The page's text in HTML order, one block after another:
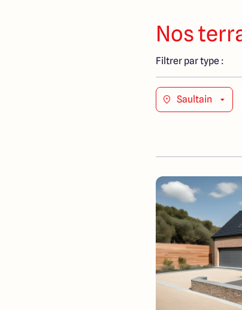
Nos
Filtrer par type :
Saultain